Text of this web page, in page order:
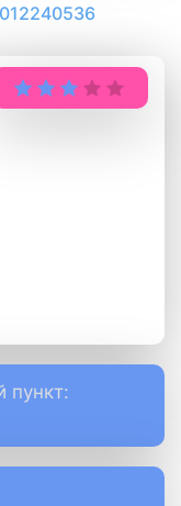
пункт: